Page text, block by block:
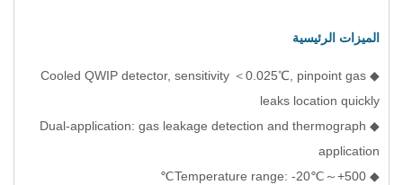
الميزات الرئيسية
◆ Cooled QWIP detector, sensitivity ＜0.025℃, pinpoint gas
leaks location quickly
◆ Dual-application: gas leakage detection and thermograph
application
◆ Temperature range: -20℃～+500℃